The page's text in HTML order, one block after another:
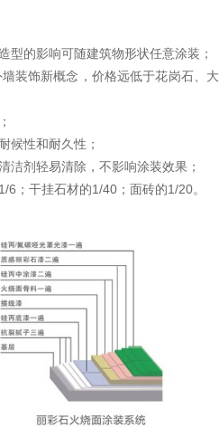
的影响可随建筑物形状任意涂装；
装饰新概念，价格远低于花岗石、大
候性和耐久性；
剂轻易清除，不影响涂装效果；
；干挂石材的1/40；面砖的1/20。